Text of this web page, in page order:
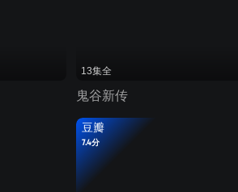
13集全
鬼谷新传
豆瓣
7.4分